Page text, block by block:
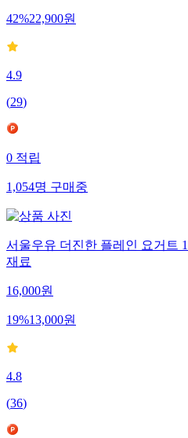
42%22,900원
4.9
(29)
0적립
1,054명구매중
서울우유 더진한 플레인 요거트
재료
16,000원
19%13,000원
4.8
(36)